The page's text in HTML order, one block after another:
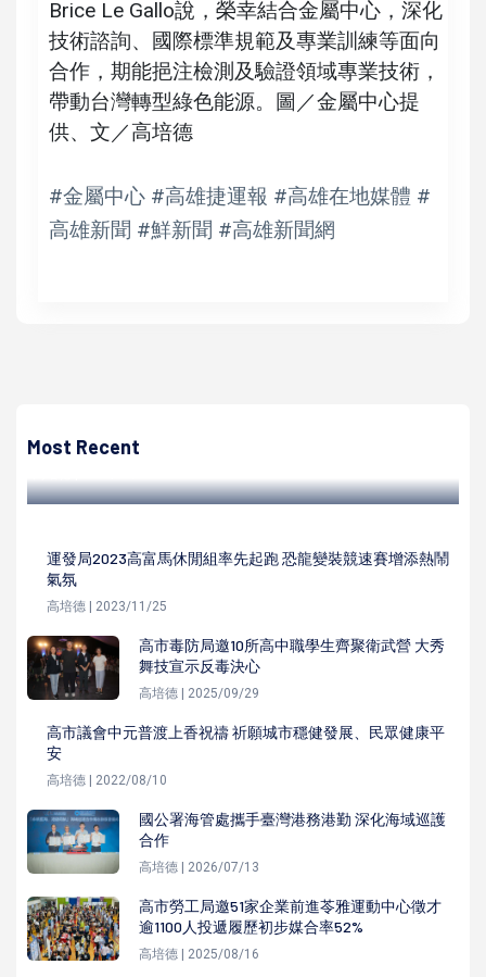
Brice Le Gallo說，榮幸結合金屬中心，深化
技術諮詢、國際標準規範及專業訓練等面向
合作，期能挹注檢測及驗證領域專業技術，
帶動台灣轉型綠色能源。圖／金屬中心提
供、文／高培德
#金屬中心 #高雄捷運報 #高雄在地媒體 #
高雄新聞 #鮮新聞 #高雄新聞網
Most Recent
民部落駐點服務
運發局2023高富馬休閒組率先起跑 恐龍變裝競速賽增添熱鬧
氣氛
高培德 | 2023/11/25
高市毒防局邀10所高中職學生齊聚衛武營 大秀
舞技宣示反毒決心
高培德 | 2025/09/29
高市議會中元普渡上香祝禱 祈願城市穩健發展、民眾健康平
安
高培德 | 2022/08/10
國公署海管處攜手臺灣港務港勤 深化海域巡護
合作
高培德 | 2026/07/13
高市勞工局邀51家企業前進苓雅運動中心徵才
逾1100人投遞履歷初步媒合率52%
高培德 | 2025/08/16